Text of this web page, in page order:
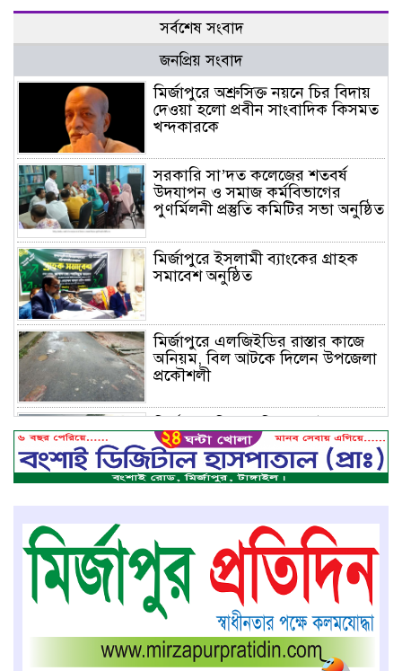
সর্বশেষ সংবাদ
জনপ্রিয় সংবাদ
মির্জাপুরে অশ্রুসিক্ত নয়নে চির বিদায়
দেওয়া হলো প্রবীন সাংবাদিক কিসমত
খন্দকারকে
সরকারি সা’দত কলেজের শতবর্ষ
উদযাপন ও সমাজ কর্মবিভাগের
পুণর্মিলনী প্রস্তুতি কমিটির সভা অনুষ্ঠিত
মির্জাপুরে ইসলামী ব্যাংকের গ্রাহক
সমাবেশ অনুষ্ঠিত
মির্জাপুরে এলজিইডির রাস্তার কাজে
অনিয়ম, বিল আটকে দিলেন উপজেলা
প্রকৌশলী
দুয়ারি জাল ধ্বংস
মির্জাপুরে বহুরিয়া সরকারি প্রাথমিক
বিদ্যালয়ের ম্যানেজিং কমিটি গঠন